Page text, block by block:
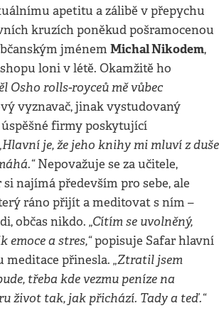
apetitu a zálibě v přepychu
kruzích poněkud pošramocenou
jménem Michal Nikodem,
loni v létě. Okamžitě ho
Osho rolls-royceů mě vůbec
vyznavač, jinak vystudovaný
firmy poskytující
je, že jeho knihy mi mluví z duše
Nepovažuje se za učitele,
najímá především pro sebe, ale
ráno přijít a meditovat s ním –
občas nikdo. „Cítím se uvolněný,
a stres,“popisuje Safar hlavní
meditace přinesla. „Ztratil jsem
třeba kde vezmu peníze na
život tak, jak přichází. Tady a teď.“